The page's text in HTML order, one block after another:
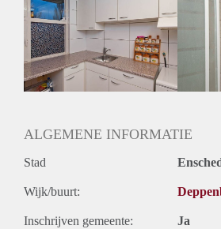
ALGEMENE INFORMATIE
Stad
Wijk/buurt:
Inschrijven gemeente: Ja